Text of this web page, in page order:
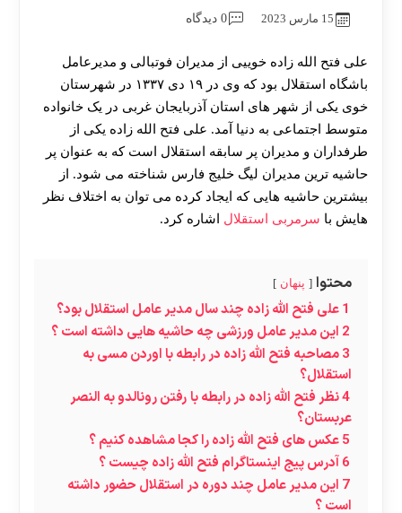
15 مارس 2023 0 دیدگاه
علی فتح الله زاده خوییی از مدیران فوتبالی و مدیرعامل
باشگاه استقلال بود که وی در ۱۹ دی ۱۳۳۷ در شهرستان
خوی یکی از شهر های استان آذربایجان غربی در یک خانواده
متوسط اجتماعی به دنیا آمد. علی فتح الله زاده یکی از
طرفداران و مدیران پر سابقه استقلال است که به عنوان پر
حاشیه ترین مدیران لیگ خلیج فارس شناخته می شود. از
بیشترین حاشیه هایی که ایجاد کرده می توان به اختلاف نظر
هایش با سرمربی استقلال اشاره کرد.
محتوا پنهان
1علی فتح الله زاده چند سال مدیر عامل استقلال بود؟
2 این مدیر عامل ورزشی چه حاشیه هایی داشته است ؟
3مصاحبه فتح الله زاده در رابطه با اوردن مسی به
استقلال؟
4نظر فتح الله زاده در رابطه با رفتن رونالدو به النصر
عربستان؟
5عکس های فتح الله زاده را کجا مشاهده کنیم ؟
6آدرس پیج اینستاگرام فتح الله زاده چیست ؟
7 این مدیر عامل چند دوره در استقلال حضور داشته
است ؟